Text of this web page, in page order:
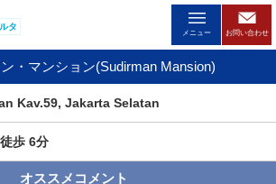
タ
メニュー お問い合わせ
・マンション(Sudirman Mansion)
Kav.59, Jakarta Selatan
歩 6分
オススメコメント